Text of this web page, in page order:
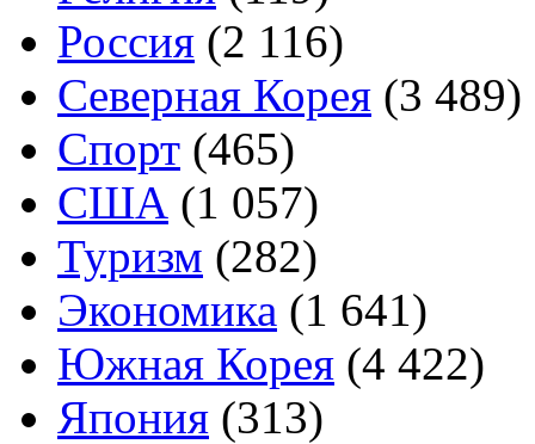
Россия (2 116)
Северная Корея (3 489)
Спорт (465)
США (1 057)
Туризм (282)
Экономика (1 641)
Южная Корея (4 422)
Япония (313)